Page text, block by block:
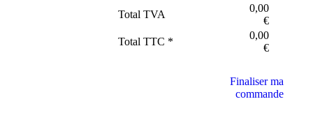
Total TVA
0,00
€
Total TTC *
0,00
€
Finaliser ma
commande